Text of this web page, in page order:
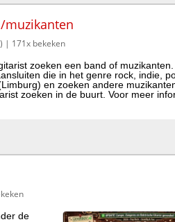
muzikanten
| 171x bekeken
zoeken een band of
die in het genre rock, indie,
en zoeken andere
zoeken in de buurt. Voor meer
de